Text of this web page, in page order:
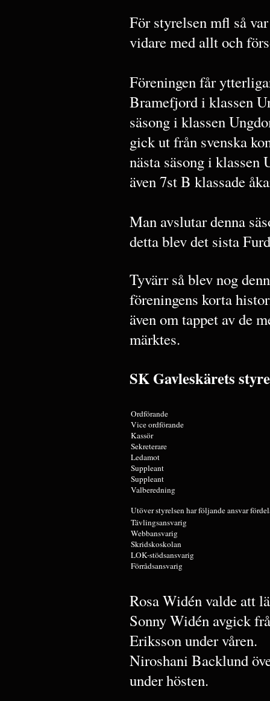
För styrelsen mfl så
vidare med allt och
Föreningen får
Bramefjord i klassen
säsong i klassen
gick ut från svenska
nästa säsong i
även 7st B klassade
Man avslutar denna
detta blev det sista
Tyvärr så blev nog
föreningens korta
även om tappet av de
märktes.
SK Gavleskärets
Ordförande
Vice ordförande
Kassör
Sekreterare
Ledamot
Suppleant
Suppleant
Valberedning
Utöver styrelsen har följande ansvar
Tävlingsansvarig
Webbansvarig
Skridskoskolan
LOK-stödsansvarig
Förrådsansvarig
Rosa Widén valde att
Sonny Widén avgick
Eriksson under våren.
Niroshani Backlund
under hösten.